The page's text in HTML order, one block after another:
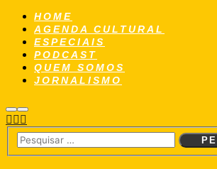
HOME
AGENDA CULTURAL
ESPECIAIS
PODCAST
QUEM SOMOS
JORNALISMO